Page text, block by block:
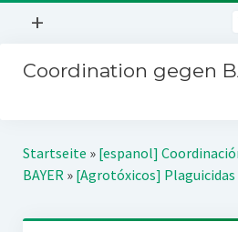
Menü
+
Mitmachen
Über uns
Coordination gegen
Kampagnen
BAYER-Hauptversammlungen
Startseite » [espanol]
BAYER» [Agrotóxicos] Plaguicidas